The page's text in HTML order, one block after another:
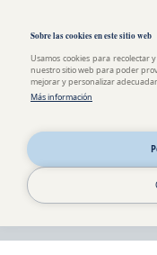
Sobre las cookies en este sitio web
Usamos cookies para recolectar
nuestro sitio web para poder
mejorar y personalizar
Más información